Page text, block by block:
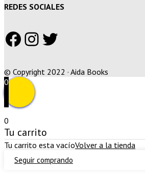
REDES SOCIALES
Facebook
Instagram
Twitter
© Copyright 2022 · Aida Books
0
0
Tu carrito
Tu carrito esta vacíoVolver a la tienda
Seguir comprando